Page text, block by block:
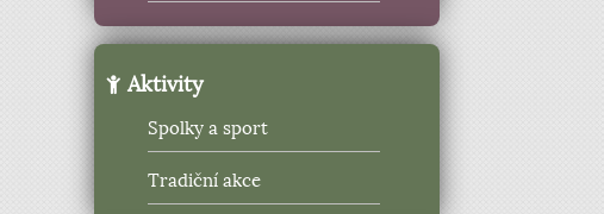
Aktivity
Spolky a sport
Tradiční akce